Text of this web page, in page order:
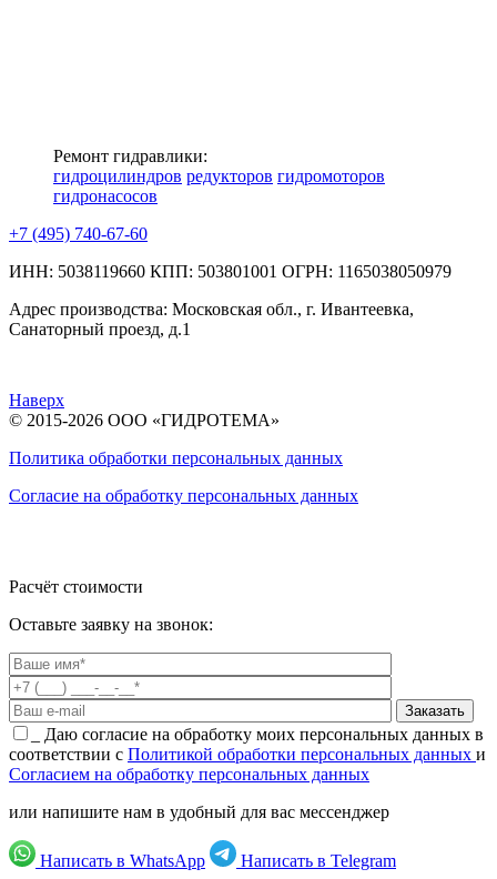
Ремонт гидравлики:
гидроцилиндров редукторов гидромоторов
гидронасосов
+7 (495) 740-67-60
ИНН: 5038119660 КПП: 503801001 ОГРН: 1165038050979
Адрес производства: Московская обл., г. Ивантеевка,
Санаторный проезд, д.1
Наверх
© 2015-2026 ООО «ГИДРОТЕМА»
Политика обработки персональных данных
Согласие на обработку персональных данных
Расчёт стоимости
Оставьте заявку на звонок:
Даю согласие на обработку моих персональных данных в
соответствии с Политикой обработки персональных данных и
Согласием на обработку персональных данных
или напишите нам в удобный для вас мессенджер
Написать в WhatsApp Написать в Telegram